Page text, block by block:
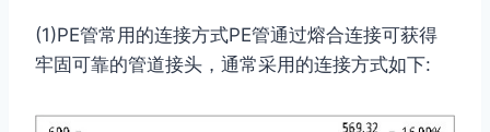
(1)PE管常用的连接方式PE管通过熔合连接可获得
牢固可靠的管道接头，通常采用的连接方式如下: